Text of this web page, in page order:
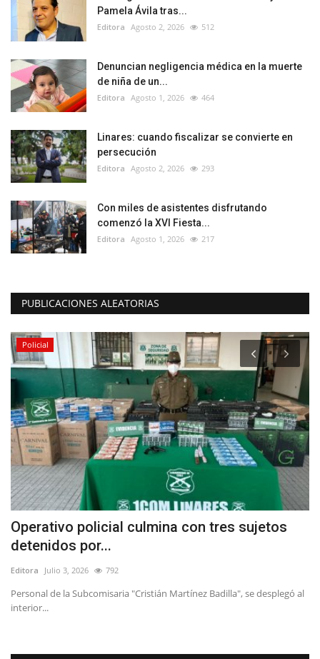
Pamela Ávila tras...
Editora Agosto 2, 2026 512
Denuncian negligencia médica en la muerte
de niña de un...
Editora Agosto 1, 2026 464
Linares: cuando fiscalizar se convierte en
persecución
Editora Agosto 2, 2026 293
Con miles de asistentes disfrutando
comenzó la XVI Fiesta...
Editora Agosto 1, 2026 217
PUBLICACIONES ALEATORIAS
Policial
Operativo policial culmina con tres sujetos
detenidos por...
Editora Julio 3, 2026 792
Personal de la Subcomisaria "Cristián Martínez Badilla", se desplegó al
interior...